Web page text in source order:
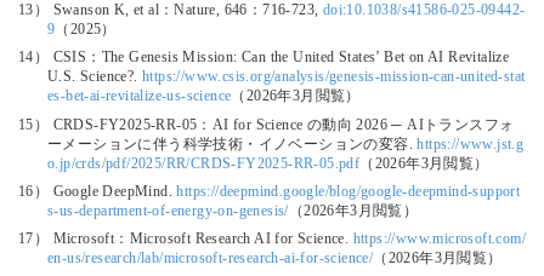
13） Swanson K, et al：Nature, 646：716-723, doi:10.1038/s41586-025-09442-
9 （2025）
14） CSIS：The Genesis Mission: Can the United States’ Bet on AI Revitalize
U.S. Science?.https://www.csis.org/analysis/genesis-mission-can-united-stat
es-bet-ai-revitalize-us-science （2026年3月閲覧）
15） CRDS-FY2025-RR-05：AI for Science の動向 2026 ─ AIトランスフォ
ーメーションに伴う科学技術・イノベーションの変容.https://www.jst.g
o.jp/crds/pdf/2025/RR/CRDS-FY2025-RR-05.pdf （2026年3月閲覧）
16） Google DeepMind.https://deepmind.google/blog/google-deepmind-support
s-us-department-of-energy-on-genesis/（2026年3月閲覧）
17） Microsoft：Microsoft Research AI for Science. https://www.microsoft.com/
en-us/research/lab/microsoft-research-ai-for-science/（2026年3月閲覧）